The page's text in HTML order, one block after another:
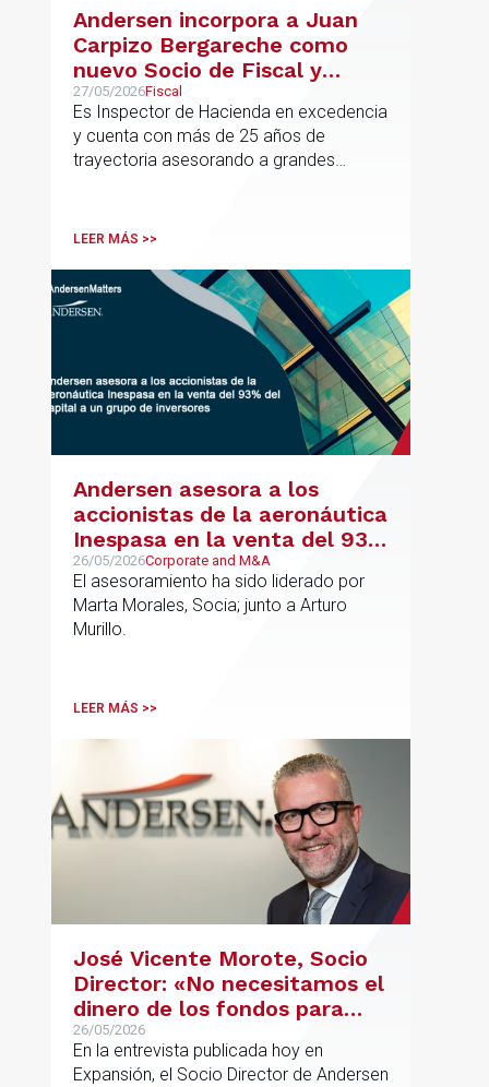
Andersen incorpora a Juan
Carpizo Bergareche como
nuevo Socio de Fiscal y
responsable de la práctica
ibérica de Fiscalidad Local
27/05/2026Fiscal
Es Inspector de Hacienda en excedencia
y cuenta con más de 25 años de
trayectoria asesorando a grandes
principalmente en los sectores
medioambiental
LEER MÁS >>
Andersen asesora a los
accionistas de la aeronáutica
Inespasa en la venta del 93%
del capital a un grupo de
inversores
26/05/2026Corporate and M&A
El asesoramiento ha sido liderado por
Marta Morales, Socia; junto a Arturo
Murillo.
LEER MÁS >>
José Vicente Morote, Socio
Director: «No necesitamos el
dinero de los fondos para
desarrollar nuestro
proyecto»
26/05/2026
En la entrevista publicada hoy en
Expansión, el Socio Director de Andersen